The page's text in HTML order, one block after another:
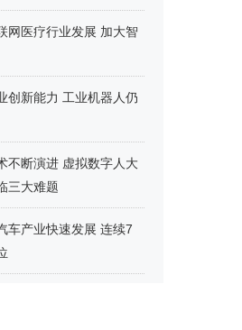
网医疗行业发展 加大智
创新能力 工业机器人仍
不断演进 虚拟数字人大
三大难题
车产业快速发展 连续7